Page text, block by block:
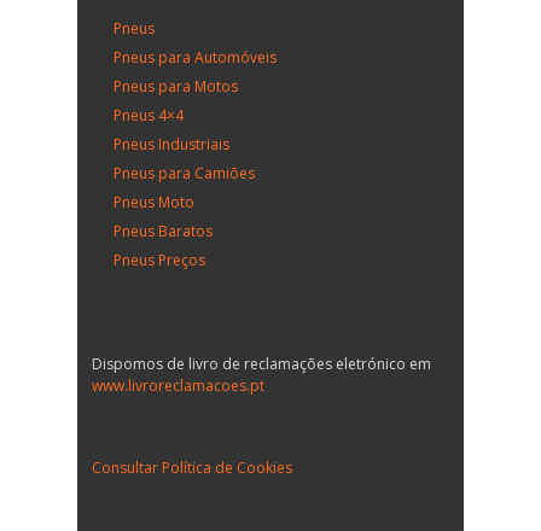
Pneus
Pneus para Automóveis
Pneus para Motos
Pneus 4×4
Pneus Industriais
Pneus para Camiões
Pneus Moto
Pneus Baratos
Pneus Preços
Dispomos de livro de reclamações eletrónico em
www.livroreclamacoes.pt
Consultar Política de Cookies